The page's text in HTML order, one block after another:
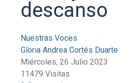
descanso
Nuestras Voces
Gloria Andrea Cortés Duarte
Miércoles, 26 Julio 2023
11479 Visitas